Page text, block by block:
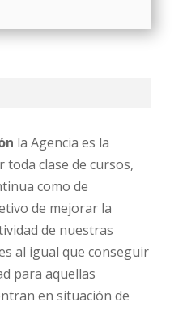
la Agencia es la
clase de cursos,
como de
de mejorar la
de nuestras
al igual que conseguir
para aquellas
en situación de